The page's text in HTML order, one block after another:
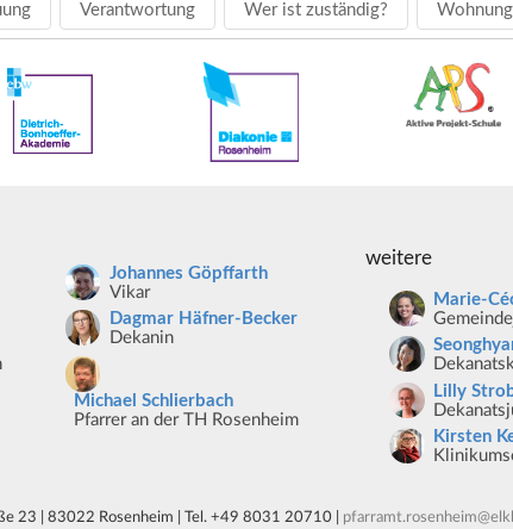
Verantwortung Wer ist zuständig?
Johannes Göpffarth
Vikar
Dagmar Häfner-Becker
Dekanin
Michael Schlierbach
Pfarrer an der TH Rosenheim
weitere
Marie-
Lilly
Kirsten
23 | 83022 Rosenheim | Tel. +49 8031 20710 |